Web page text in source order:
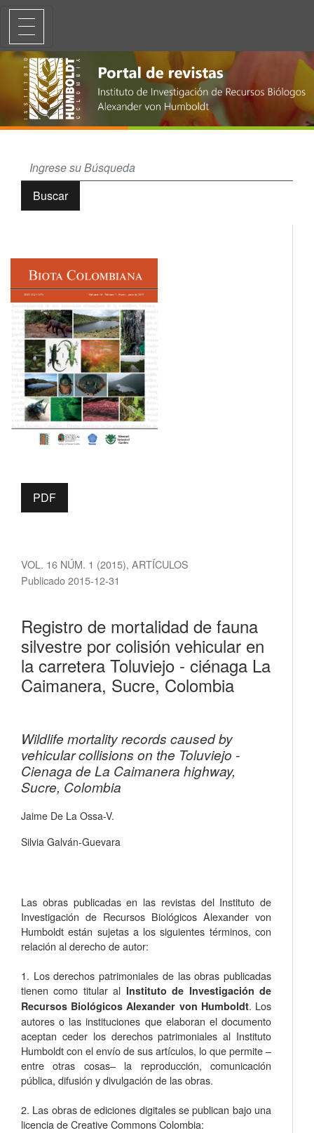
Registro de mortalidad de fauna silvestre por colisión vehicular en la
Buscar
VOL. 16 NÚM. 1 (2015), ARTÍCULOS
Registro de mortalidad de fauna
silvestre por colisión vehicular en
la carretera Toluviejo - ciénaga La
Caimanera, Sucre, Colombia
Wildlife mortality records caused by
vehicular collisions on the Toluviejo -
Cienaga de La Caimanera highway,
Sucre, Colombia
Publicado 2015-12-31
Jaime De La Ossa-V.
Silvia Galván-Guevara
PDF
Las obras publicadas en las revistas del Instituto de
Investigación de Recursos Biológicos Alexander von
Humboldt están sujetas a los siguientes términos, con
relación al derecho de autor:
1. Los derechos patrimoniales de las obras publicadas
tienen como titular al Instituto de Investigación de
Recursos Biológicos Alexander von Humboldt. Los
autores o las instituciones que elaboran el documento
aceptan ceder los derechos patrimoniales al Instituto
Humboldt con el envío de sus artículos, lo que permite –
entre otras cosas­– la reproducción, comunicación
pública, difusión y divulgación de las obras.
2. Las obras de ediciones digitales se publican bajo una
licencia de Creative Commons Colombia: